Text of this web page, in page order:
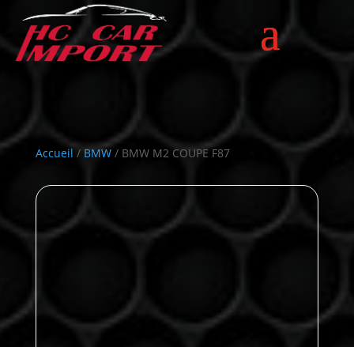
Accueil / BMW/ BMW M2 COUPE F87